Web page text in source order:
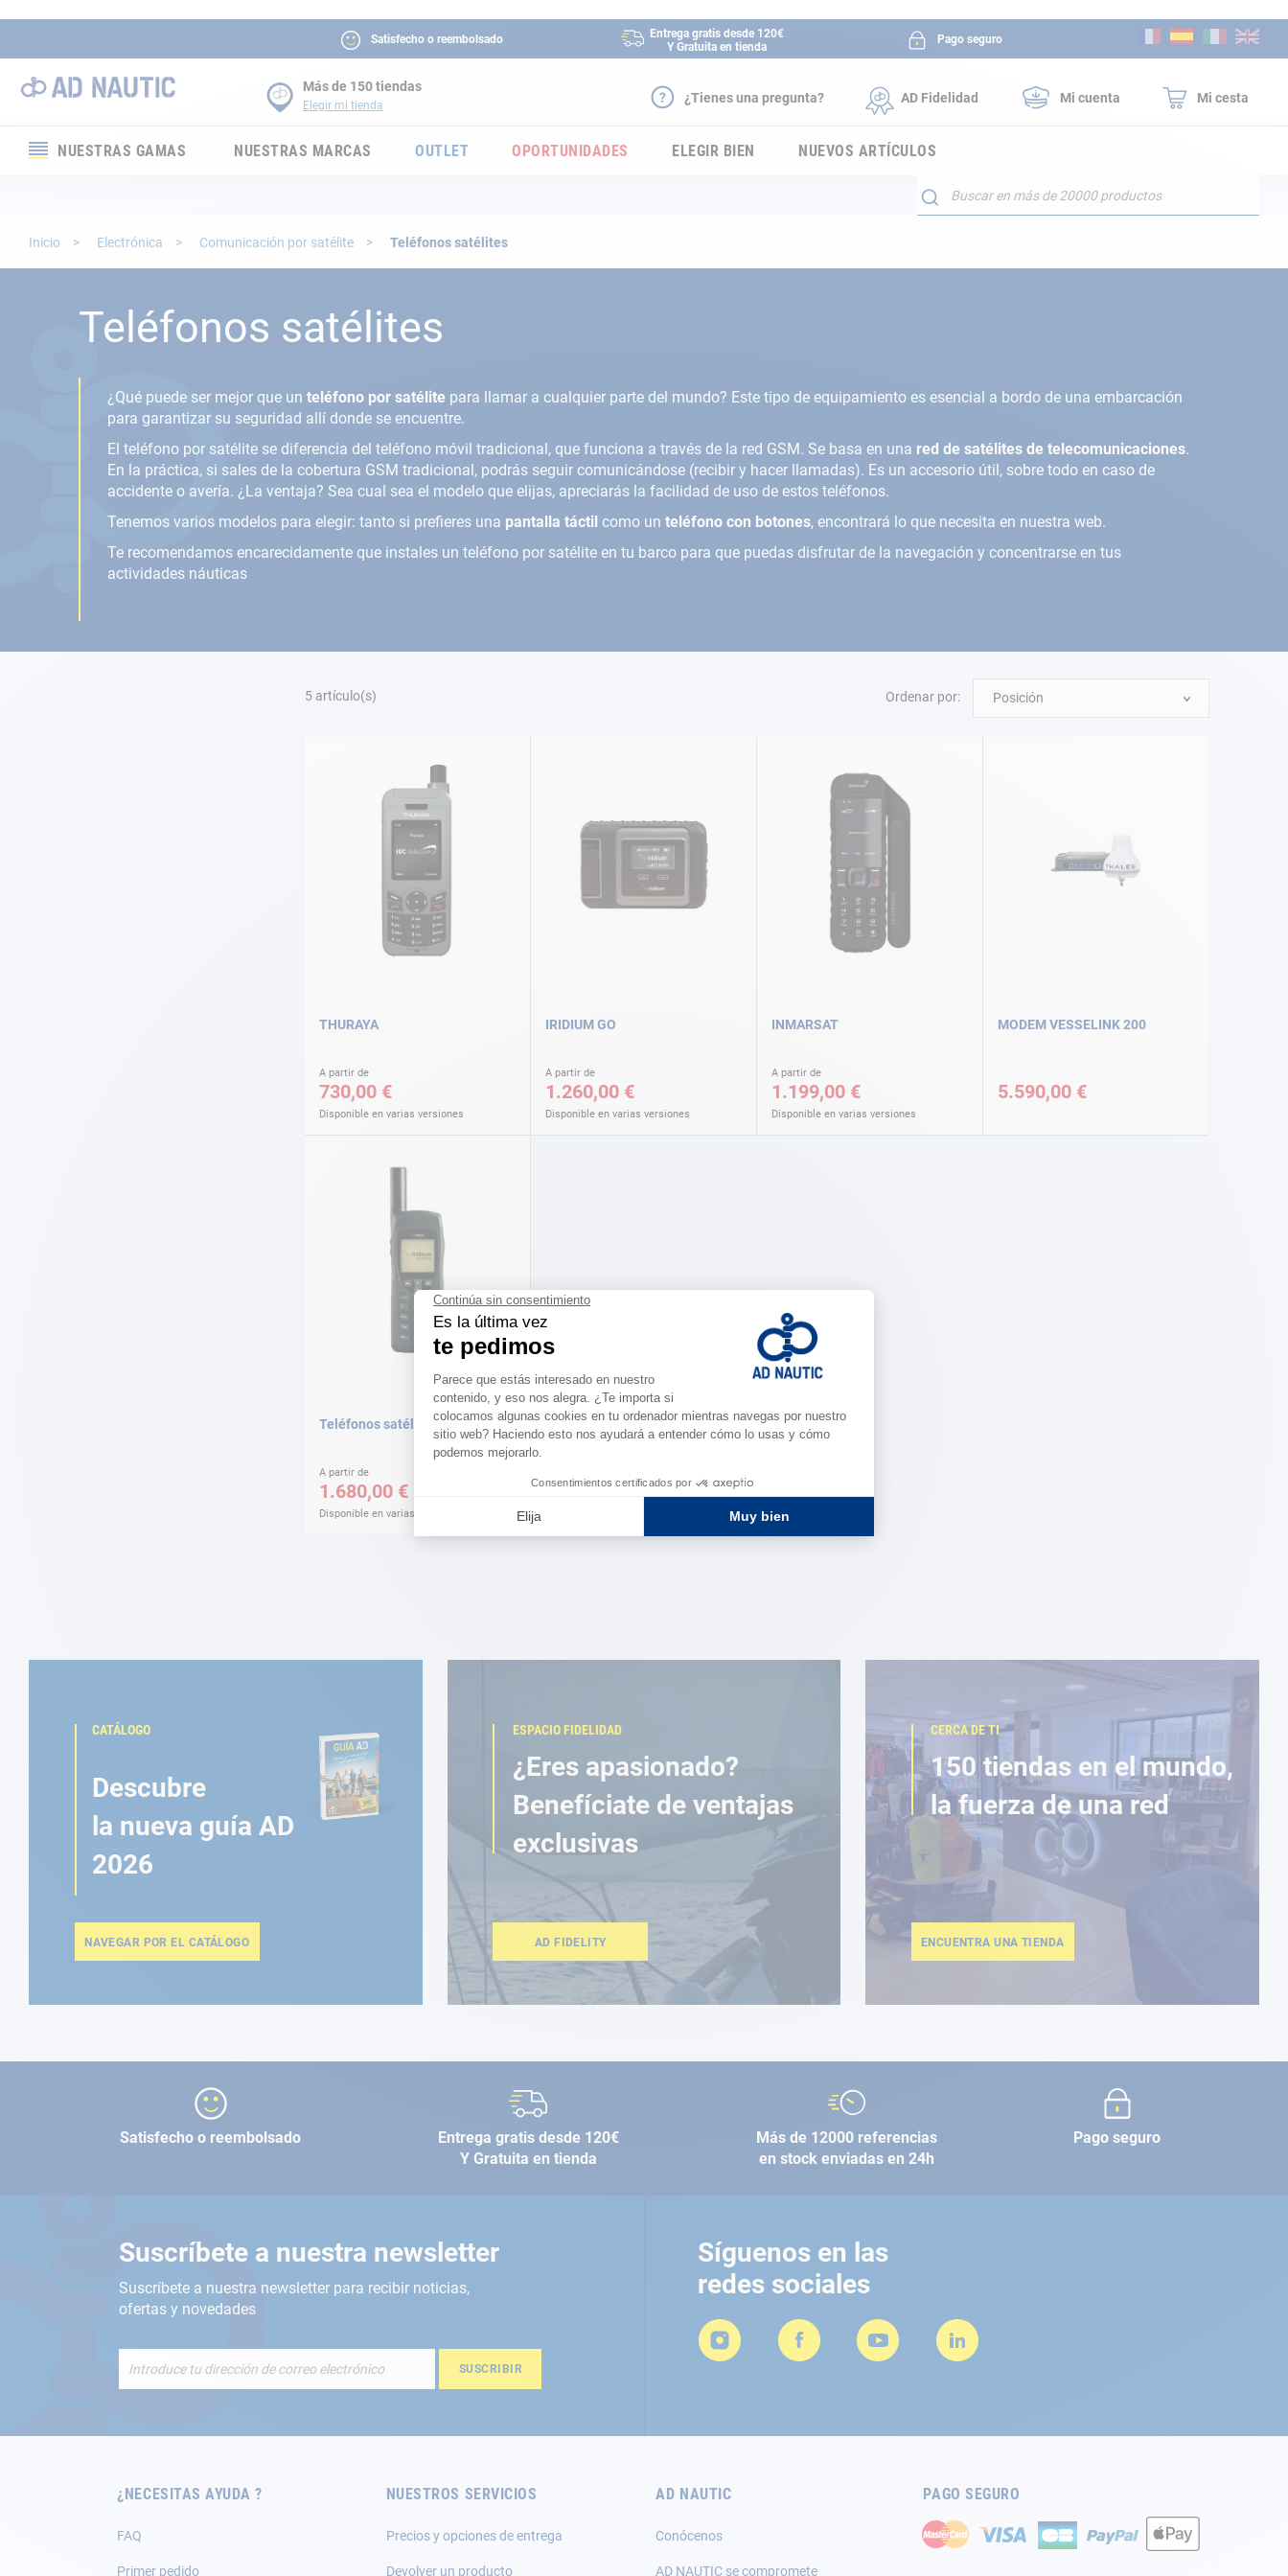
Satisfecho o reembolsado
Entrega gratis desde 120€
Y Gratuita en tienda
Pago seguro
Más de 150 tiendas
Elegir mi tienda ¿Tienes una pregunta? AD Fidelidad Mi cuenta Mi cesta
NUESTRAS GAMAS
Electricidad
Cabuyería
Apéndices
NUESTRAS MARCAS OUTLET OPORTUNIDADES ELEGIR BIEN NUEVOS ARTÍCULOS
Buscar
Inicio Electrónica Comunicación por satélite Teléfonos satélites
Teléfonos satélites
¿Qué puede ser mejor que un teléfono por satélite para llamar a cualquier parte del mundo? Este tipo de equipamiento es esencial a bordo de una embarcación
para garantizar su seguridad allí donde se encuentre.
El teléfono por satélite se diferencia del teléfono móvil tradicional, que funciona a través de la red GSM. Se basa en una red de satélites de telecomunicaciones.
En la práctica, si sales de la cobertura GSM tradicional, podrás seguir comunicándose (recibir y hacer llamadas). Es un accesorio útil, sobre todo en caso de
accidente o avería. ¿La ventaja? Sea cual sea el modelo que elijas, apreciarás la facilidad de uso de estos teléfonos.
Tenemos varios modelos para elegir: tanto si prefieres una pantalla táctil como un teléfono con botones, encontrará lo que necesita en nuestra web.
Te recomendamos encarecidamente que instales un teléfono por satélite en tu barco para que puedas disfrutar de la navegación y concentrarse en tus
actividades náuticas
5 artículo(s) Ordenar por: Posición
THURAYA
A partir de
730,00 €
Disponible en varias versiones
IRIDIUM GO
A partir de
1.260,00 €
Disponible en varias versiones
INMARSAT
A partir de
1.199,00 €
Disponible en varias versiones
MODEM VESSELINK 200
5.590,00 €
Teléfonos satélites IRIDIUM
A partir de
1.680,00 €
Disponible en varias versiones
CATÁLOGO
Descubre
la nueva guía AD
2026
NAVEGAR POR EL CATÁLOGO
ESPACIO FIDELIDAD
¿Eres apasionado?
Benefíciate de ventajas
exclusivas
AD FIDELITY
CERCA DE TI
150 tiendas en el mundo,
la fuerza de una red
ENCUENTRA UNA TIENDA
Satisfecho o reembolsado
Entrega gratis desde 120€
Y Gratuita en tienda
Más de 12000 referencias
en stock enviadas en 24h
Pago seguro
Suscríbete a nuestra newsletter
Suscríbete a nuestra newsletter para recibir noticias,
ofertas y novedades
de
SUSCRIBIR
Síguenos en las
redes sociales
¿NECESITAS AYUDA ?
FAQ
Primer pedido
NUESTROS SERVICIOS
Precios y opciones de entrega
Devolver un producto
AD NAUTIC
Conócenos
AD NAUTIC se compromete
PAGO SEGURO